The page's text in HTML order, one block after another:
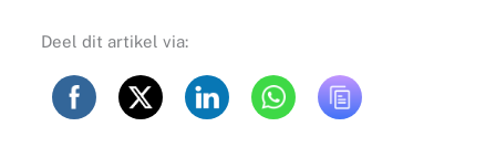
Deel dit artikel via: